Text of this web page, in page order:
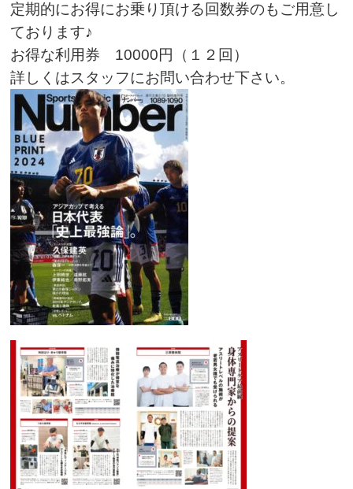
定期的にお得にお乗り頂ける回数券のもご用意し
ております♪
お得な利用券 10000円（１２回）
詳しくはスタッフにお問い合わせ下さい。